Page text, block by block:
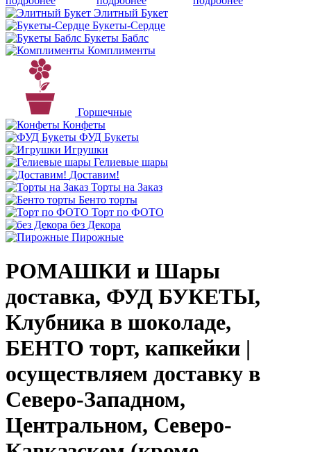
Элитный Букет
Букеты-Сердце
Букеты Баблс
Комплименты
Горшечные
Конфеты
ФУД Букеты
Игрушки
Гелиевые шары
Доставим!
Торты на Заказ
Бенто торты
Торт по ФОТО
без Декора
Пирожные
РОМАШКИ и Шары
доставка, ФУД БУКЕТЫ,
Клубника в шоколаде,
БЕНТО торт, капкейки |
осуществляем доставку в
Северо-Западном,
Центральном, Северо-